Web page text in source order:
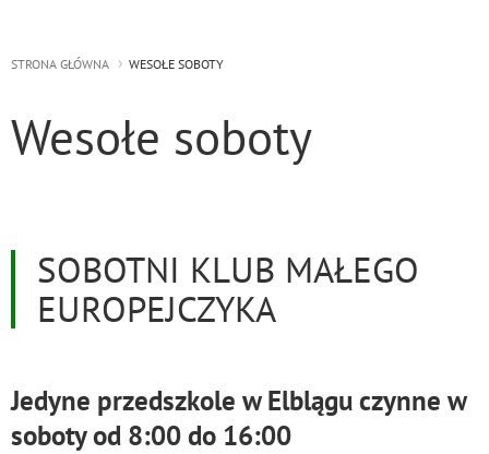
STRONA GŁÓWNA WESOŁE SOBOTY
Wesołe soboty
SOBOTNI KLUB MAŁEGO
EUROPEJCZYKA
Jedyne przedszkole w Elblągu czynne w
soboty od 8:00 do 16:00